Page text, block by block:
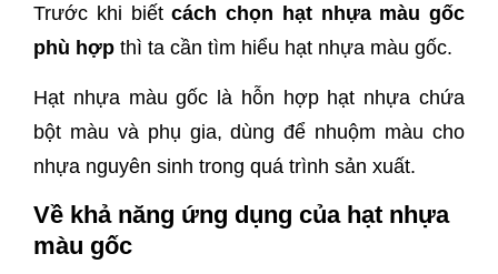
Trước khi biếtcách chọn hạt nhựa màu gốc
phù hợp thì ta cần tìm hiểu hạt nhựa màu gốc.
Hạt nhựa màu gốc là hỗn hợp hạt nhựa chứa
bột màu và phụ gia, dùng để nhuộm màu cho
nhựa nguyên sinh trong quá trình sản xuất.
Về khả năng ứng dụng của hạt nhựa
màu gốc